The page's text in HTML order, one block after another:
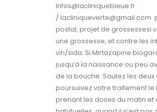
Infos@lacliniquebleue.fr
/ lacliniqueverte@gmail.com
postal, projet de grossessesi
une grossesse, et contre les
vih/sida. Si Mirtazapine
jusqu’à la naissance ou peu
de la bouche. Sautez les
poursuivez votre traitement le
prenant les doses du matin et